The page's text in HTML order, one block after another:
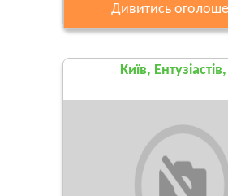
Дивитись
Київ,